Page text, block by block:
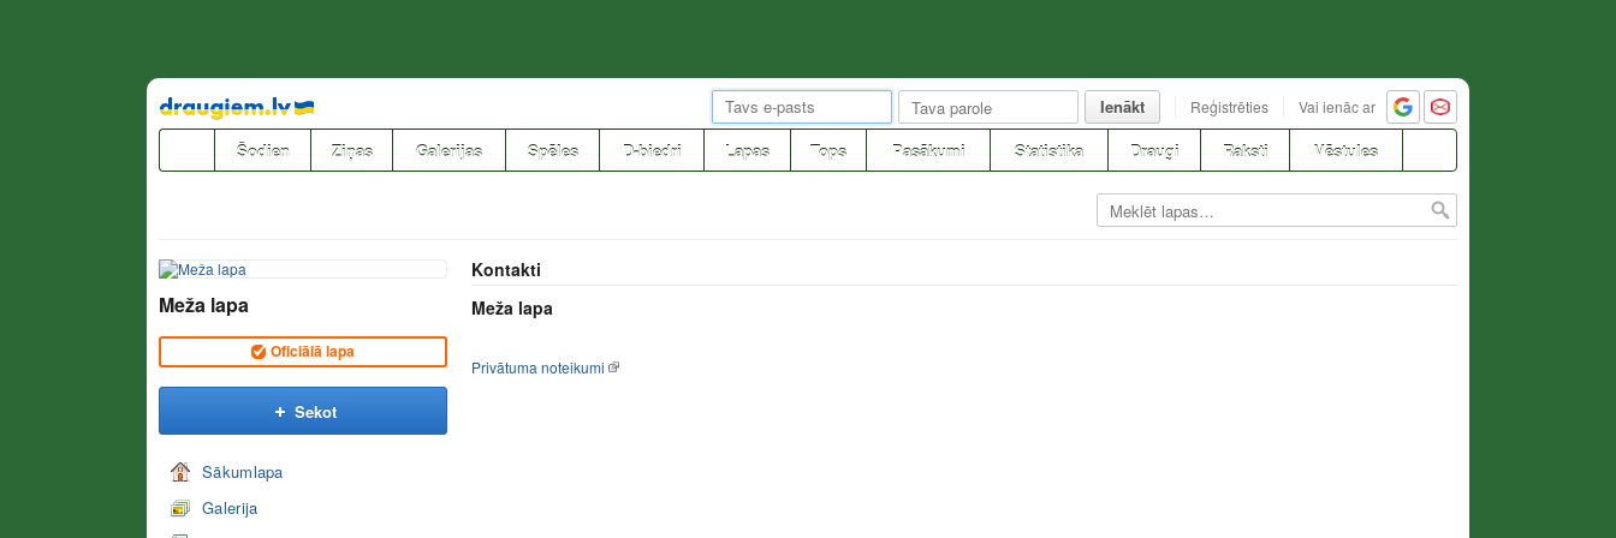
Pāriet
uz
saturu
Ienākt Reģistrēties Vai ienāc ar
Šodien Ziņas Galerijas Spēles D-biedri Lapas Tops Pasākumi Statistika Draugi Raksti Vēstules
Meža lapa
Oficiālā lapa
Sekot
Sākumlapa
Galerija
Kontakti
Meža lapa
Privātuma noteikumi